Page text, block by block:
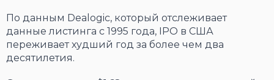
По данным Dealogic, который отслеживает
данные листинга с 1995 года, IPO в США
переживает худший год за более чем два
десятилетия.